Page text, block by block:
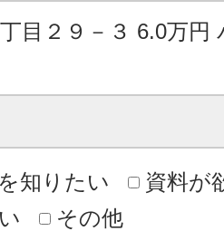
目２９－３ 6.0万円
知りたい
資料が
その他